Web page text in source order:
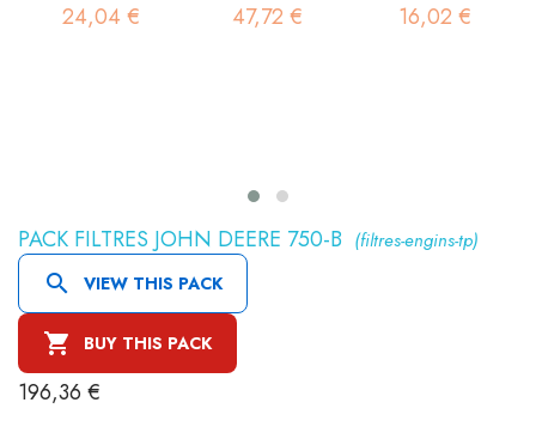
47,72 € 16,02 € 7,72 €
PACK FILTRES JOHN DEERE 750-B (filtres-engins-tp)
 VIEW THIS PACK
 BUY THIS PACK
196,36 €